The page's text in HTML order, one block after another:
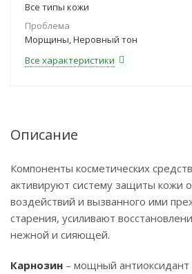
Все типы кожи
Проблема
Морщины, Неровный тон
Все характеристики
Описание
Компоненты косметических
активируют систему защиты кожи
воздействий и вызванного ими
старения, усиливают
нежной и сияющей.
Карнозин – мощный